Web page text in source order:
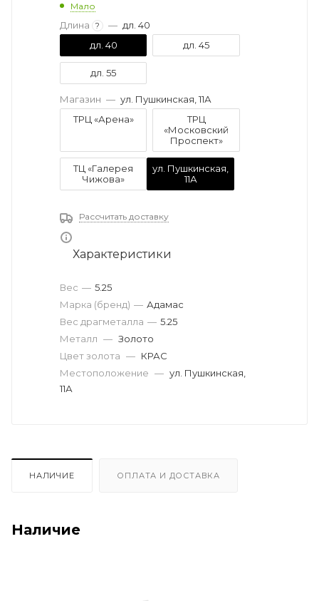
Мало
Длина ? — дл. 40
дл. 40
дл. 45
дл. 55
Магазин — ул. Пушкинская, 11А
ТРЦ «Арена»
ТРЦ
«Московский
Проспект»
ТЦ «Галерея
Чижова»
ул. Пушкинская,
11А
Рассчитать доставку
Характеристики
Вес драгметалла — 5.25
Марка (бренд) — Адамас
Вес — 5.25
Металл — Золото
Цвет золота — КРАС
Местоположение — ул. Пушкинская,
11А
НАЛИЧИЕ ОПЛАТА И ДОСТАВКА
Наличие